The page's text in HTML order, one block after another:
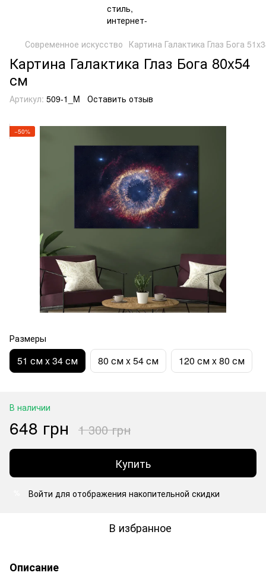
Современное искусство Картина Галактика Глаз Бога
Картина Галактика Глаз Бога 80x54
см
Артикул: 509-1_M Оставить отзыв
−50%
Размеры
51 см x 34 см 80 см x 54 см 120 см x 80 см
В наличии
648 грн 1 300 грн
Купить
Войти для отображения накопительной скидки
В избранное
Описание